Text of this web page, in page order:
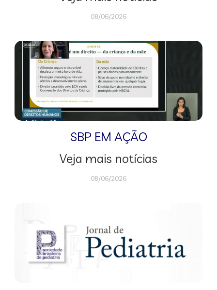
08/06/2026
SBP EM AÇÃO
Veja mais notícias
08/06/2026